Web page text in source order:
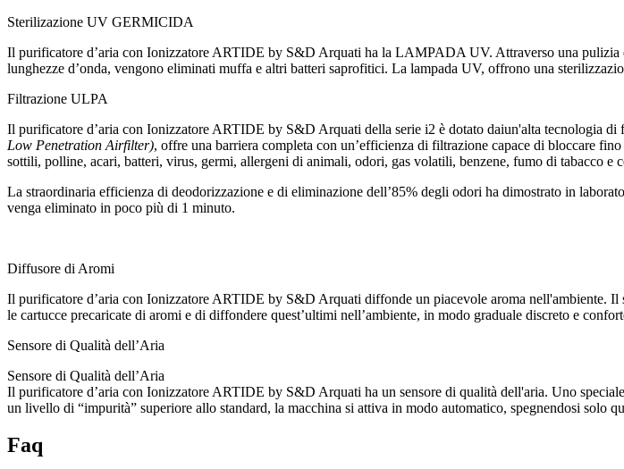
Sterilizazione UV GERMICIDA
Il purificatore d’aria con Ionizzatore ARTIDE by S&D Arquati ha la LAMPADA UV. Attraverso una pulizia
lunghezze d’onda, vengono eliminati muffa e altri batteri saprofitici. La lampada UV, offrono una
Filtrazione ULPA
Il purificatore d’aria con Ionizzatore ARTIDE by S&D Arquati della serie i2 è dotato daiun'alta tecnologia
Low Penetration Airfilter), offre una barriera completa con un’efficienza di filtrazione capace di bloccare
sottili, polline, acari, batteri, virus, germi, allergeni di animali, odori, gas volatili, benzene, fumo di tabacco e
La straordinaria efficienza di deodorizzazione e di eliminazione dell’85% degli odori ha dimostrato in
venga eliminato in poco più di 1 minuto.
Diffusore di Aromi
Il purificatore d’aria con Ionizzatore ARTIDE by S&D Arquati diffonde un piacevole aroma nell'ambiente.
le cartucce precaricate di aromi e di diffondere quest’ultimi nell’ambiente, in modo graduale discreto e
Sensore di Qualità dell’Aria
Sensore di Qualità dell’Aria
Il purificatore d’aria con Ionizzatore ARTIDE by S&D Arquati ha un sensore di qualità dell'aria. Uno
un livello di “impurità” superiore allo standard, la macchina si attiva in modo automatico, spegnendosi solo
Faq